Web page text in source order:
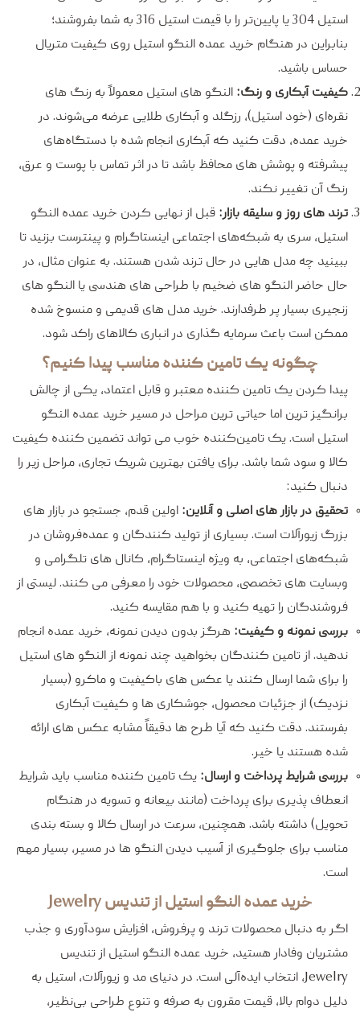
استیل 304 یا پایین‌تر را با قیمت استیل 316 به شما بفروشند؛
بنابراین در هنگام خرید عمده النگو استیل روی کیفیت متریال
حساس باشید.
کیفیت آبکاری و رنگ: النگو های استیل معمولاً به رنگ‌ های
نقره‌ای (خود استیل)، رزگلد و آبکاری طلایی عرضه می‌شوند. در
خرید عمده، دقت کنید که آبکاری انجام شده با دستگاه‌های
پیشرفته و پوشش‌ های محافظ باشد تا در اثر تماس با پوست و عرق،
رنگ آن تغییر نکند.
ترند های روز و سلیقه بازار: قبل از نهایی کردن خرید عمده النگو
استیل، سری به شبکه‌های اجتماعی اینستاگرام و پینترست بزنید تا
ببینید چه مدل‌ هایی در حال ترند شدن هستند. به عنوان مثال، در
حال حاضر النگو های ضخیم با طراحی‌ های هندسی یا النگو های
زنجیری بسیار پر طرفدارند. خرید مدل‌ های قدیمی و منسوخ شده
ممکن است باعث سرمایه‌ گذاری در انباری کالاهای راکد شود.
چگونه یک تامین‌ کننده مناسب پیدا کنیم؟
پیدا کردن یک تامین‌ کننده معتبر و قابل اعتماد، یکی از چالش‌
برانگیز ترین اما حیاتی‌ ترین مراحل در مسیر خرید عمده النگو
استیل است. یک تامین‌کننده خوب می‌ تواند تضمین‌ کننده کیفیت
کالا و سود شما باشد. برای یافتن بهترین شریک تجاری، مراحل زیر را
دنبال کنید:
تحقیق در بازار های اصلی و آنلاین: اولین قدم، جستجو در بازار های
بزرگ زیورآلات است. بسیاری از تولید کنندگان و عمده‌فروشان در
شبکه‌های اجتماعی، به ویژه اینستاگرام، کانال‌ های تلگرامی و
وبسایت‌ های تخصصی، محصولات خود را معرفی می‌ کنند. لیستی از
فروشندگان را تهیه کنید و با هم مقایسه کنید.
بررسی نمونه‌ و کیفیت: هرگز بدون دیدن نمونه، خرید عمده انجام
ندهید. از تامین‌ کنندگان بخواهید چند نمونه از النگو های استیل
را برای شما ارسال کنند یا عکس‌ های باکیفیت و ماکرو (بسیار
نزدیک) از جزئیات محصول، جوشکاری‌ ها و کیفیت آبکاری
بفرستند. دقت کنید که آیا طرح‌ ها دقیقاً مشابه عکس‌ های ارائه
شده هستند یا خیر.
بررسی شرایط پرداخت و ارسال: یک تامین‌ کننده مناسب باید شرایط
انعطاف‌ پذیری برای پرداخت (مانند بیعانه و تسویه در هنگام
تحویل) داشته باشد. همچنین، سرعت در ارسال کالا و بسته‌ بندی
مناسب برای جلوگیری از آسیب دیدن النگو ها در مسیر، بسیار مهم
است.
خرید عمده النگو استیل از تندیس Jewelry
اگر به دنبال محصولات ترند و پرفروش، افزایش سودآوری و جذب
مشتریان وفادار هستید، خرید عمده النگو استیل از تندیس
Jewelry، انتخاب ایده‌آلی است. در دنیای مد و زیورآلات، استیل به
دلیل دوام بالا، قیمت مقرون به صرفه و تنوع طراحی بی‌نظیر،